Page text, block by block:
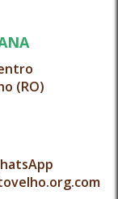
(RO)